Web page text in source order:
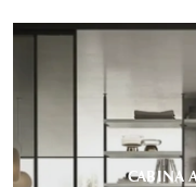
CABINA